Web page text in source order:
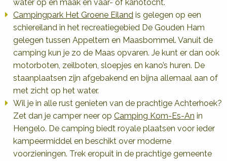
water op en maak en vaar- of kanotocht.
Campingpark Het Groene Eiland is gelegen op een
schiereiland in het recreatiegebied De Gouden Ham
gelegen tussen Appeltern en Maasbommel. Vanuit de
camping kun je zo de Maas opvaren. Je kunt er dan ook
motorboten, zeilboten, sloepjes en kano’s huren. De
staanplaatsen zijn afgebakend en bijna allemaal aan of
met zicht op het water.
Wil je in alle rust genieten van de prachtige Achterhoek?
Zet dan je camper neer op Camping Kom-Es-An in
Hengelo. De camping biedt royale plaatsen voor ieder
kampeermiddel en beschikt over moderne
voorzieningen. Trek eropuit in de prachtige gemeente